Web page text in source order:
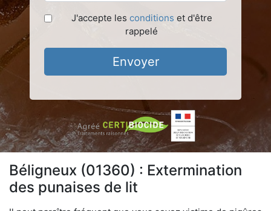
J'accepte les conditions et d'être
rappelé
Envoyer
Béligneux (01360) : Extermination
des punaises de lit